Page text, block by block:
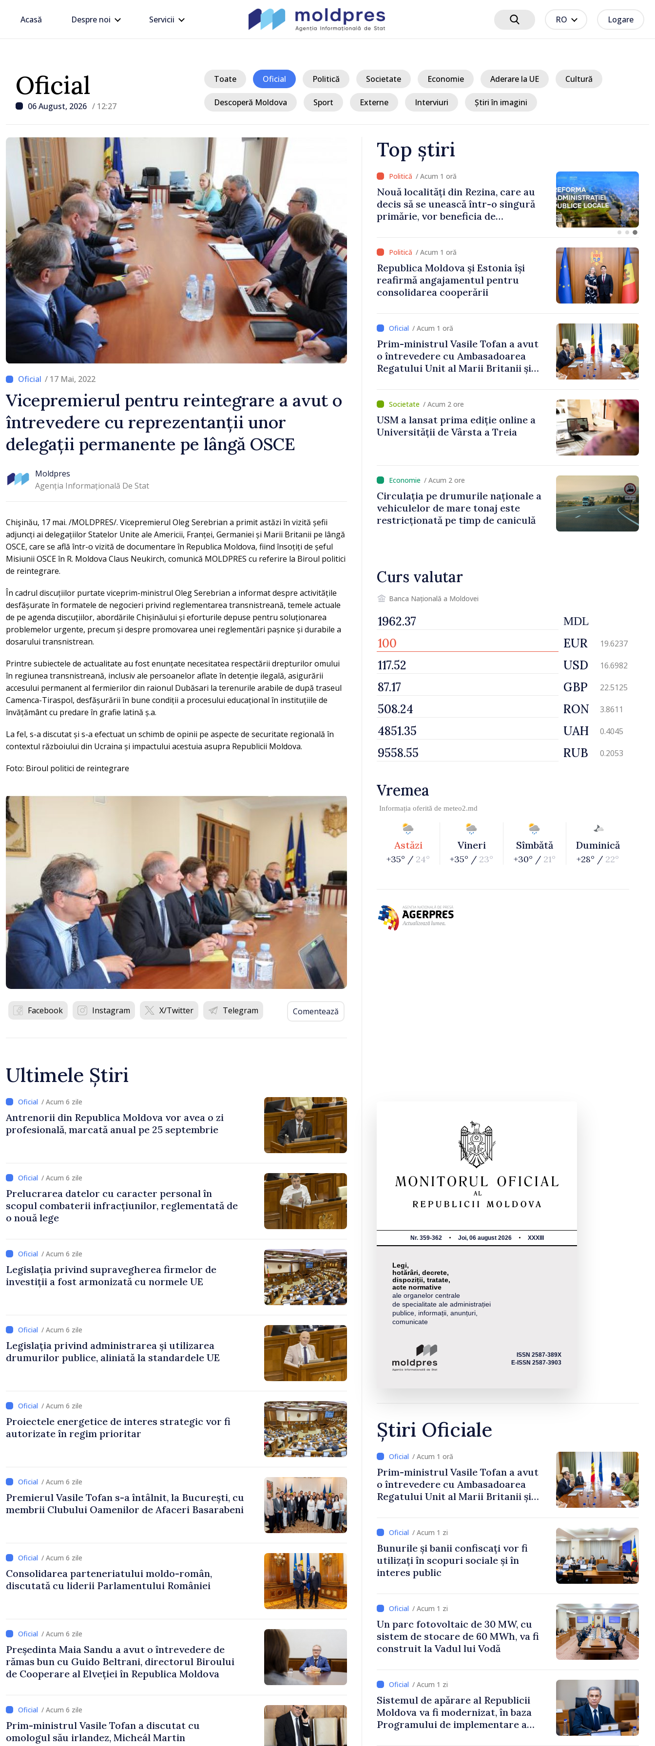
Acasă Despre noi Servicii RO Logare
Oficial
06 August, 2026 / 12:27
Toate Oficial Politică Societate Economie Aderare la UE Cultură
Descoperă Moldova Sport Externe Interviuri Știri în imagini
/ 17 Mai, 2022
Vicepremierul pentru reintegrare a avut o
întrevedere cu reprezentanții unor
delegații permanente pe lângă OSCE
Moldpres
Agenția Informațională De Stat
Chişinău, 17 mai. /MOLDPRES/. Vicepremierul Oleg Serebrian a primit astăzi în vizită șefii
adjuncți ai delegațiilor Statelor Unite ale Americii, Franței, Germaniei și Marii Britanii pe lângă
OSCE, care se află într-o vizită de documentare în Republica Moldova, fiind însoțiți de șeful
Misiunii OSCE în R. Moldova Claus Neukirch, comunică MOLDPRES cu referire la Biroul politici
de reintegrare.
În cadrul discuțiilor purtate viceprim-ministrul Oleg Serebrian a informat despre activitățile
desfășurate în formatele de negocieri privind reglementarea transnistreană, temele actuale
de pe agenda discuțiilor, abordările Chișinăului și eforturile depuse pentru soluționarea
problemelor urgente, precum și despre promovarea unei reglementări pașnice și durabile a
dosarului transnistrean.
Printre subiectele de actualitate au fost enunțate necesitatea respectării drepturilor omului
în regiunea transnistreană, inclusiv ale persoanelor aflate în detenție ilegală, asigurării
accesului permanent al fermierilor din raionul Dubăsari la terenurile arabile de după traseul
Camenca-Tiraspol, desfășurării în bune condiții a procesului educațional în instituțiile de
învățământ cu predare în grafie latină ș.a.
La fel, s-a discutat și s-a efectuat un schimb de opinii pe aspecte de securitate regională în
contextul războiului din Ucraina și impactului acestuia asupra Republicii Moldova.
Foto: Biroul politici de reintegrare
Facebook Instagram X/Twitter Telegram Comentează
Ultimele Știri
/ Acum 6 zile
Antrenorii din Republica Moldova vor avea o zi
profesională, marcată anual pe 25 septembrie
/ Acum 6 zile
Prelucrarea datelor cu caracter personal în
scopul combaterii infracțiunilor, reglementată de
o nouă lege
/ Acum 6 zile
Legislația privind supravegherea firmelor de
investiții a fost armonizată cu normele UE
/ Acum 6 zile
Legislația privind administrarea și utilizarea
drumurilor publice, aliniată la standardele UE
/ Acum 6 zile
Proiectele energetice de interes strategic vor fi
autorizate în regim prioritar
/ Acum 6 zile
Premierul Vasile Tofan s-a întâlnit, la București, cu
membrii Clubului Oamenilor de Afaceri Basarabeni
/ Acum 6 zile
Consolidarea parteneriatului moldo-român,
discutată cu liderii Parlamentului României
/ Acum 6 zile
Președinta Maia Sandu a avut o întrevedere de
rămas bun cu Guido Beltrani, directorul Biroului
de Cooperare al Elveției în Republica Moldova
/ Acum 6 zile
Prim-ministrul Vasile Tofan a discutat cu
omologul său irlandez, Micheál Martin
Top știri
/ Acum 1 oră
Nouă localități din Rezina, care au
decis să se unească într-o singură
primărie, vor beneficia de
stimulente de peste 85 de milioane
de lei din partea Guvernului
/ Acum 15 minute
Benzina și motorina își continuă
ieftinirea. Noile prețuri afișate de
ANRE
/ Acum 1 oră
Republica Moldova și Estonia își
reafirmă angajamentul pentru
consolidarea cooperării
/ Acum 1 oră
Prim-ministrul Vasile Tofan a avut
o întrevedere cu Ambasadoarea
Regatului Unit al Marii Britanii și
/ Acum 2 ore
USM a lansat prima ediție online a
Universității de Vârsta a Treia
/ Acum 2 ore
Circulația pe drumurile naționale a
vehiculelor de mare tonaj este
restricționată pe timp de caniculă
Curs valutar
Banca Națională a Moldovei
MDL
EUR 19.6237
USD 16.6982
GBP 22.5125
RON 3.8611
UAH 0.4045
RUB 0.2053
Vremea
Informația oferită de meteo2.md
Astăzi
+35° / 24°
Vineri
+35° / 23°
Sîmbătă
+30° / 21°
Duminică
+28° / 22°
Nr. 359-362 Joi, 06 august 2026 XXXIII
Legi,
hotărâri, decrete,
dispoziții, tratate,
acte normative
ale organelor centrale
de specialitate ale administrației
publice, informații, anunțuri,
comunicate
ISSN 2587-389X
E-ISSN 2587-3903
Știri Oficiale
/ Acum 1 oră
Prim-ministrul Vasile Tofan a avut
o întrevedere cu Ambasadoarea
Regatului Unit al Marii Britanii și
/ Acum 1 zi
Bunurile și banii confiscați vor fi
utilizați în scopuri sociale și în
interes public
/ Acum 1 zi
Un parc fotovoltaic de 30 MW, cu
sistem de stocare de 60 MWh, va fi
construit la Vadul lui Vodă
/ Acum 1 zi
Sistemul de apărare al Republicii
Moldova va fi modernizat, în baza
Programului de implementare a